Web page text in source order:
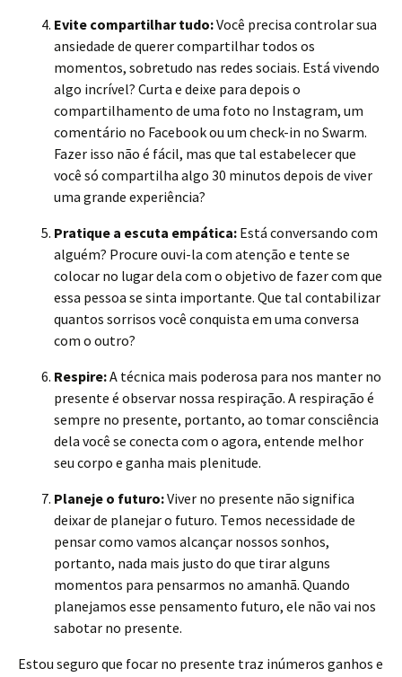
Evite compartilhar tudo:Você precisa controlar sua
ansiedade de querer compartilhar todos os
momentos, sobretudo nas redes sociais. Está vivendo
algo incrível? Curta e deixe para depois o
compartilhamento de uma foto no Instagram, um
comentário no Facebook ou um check-in no Swarm.
Fazer isso não é fácil, mas que tal estabelecer que
você só compartilha algo 30 minutos depois de viver
uma grande experiência?
Pratique a escuta empática: Está conversando com
alguém? Procure ouvi-la com atenção e tente se
colocar no lugar dela com o objetivo de fazer com que
essa pessoa se sinta importante. Que tal contabilizar
quantos sorrisos você conquista em uma conversa
com o outro?
Respire:A técnica mais poderosa para nos manter no
presente é observar nossa respiração. A respiração é
sempre no presente, portanto, ao tomar consciência
dela você se conecta com o agora, entende melhor
seu corpo e ganha mais plenitude.
Planeje o futuro:Viver no presente não significa
deixar de planejar o futuro. Temos necessidade de
pensar como vamos alcançar nossos sonhos,
portanto, nada mais justo do que tirar alguns
momentos para pensarmos no amanhã. Quando
planejamos esse pensamento futuro, ele não vai nos
sabotar no presente.
Estou seguro que focar no presente traz inúmeros ganhos e